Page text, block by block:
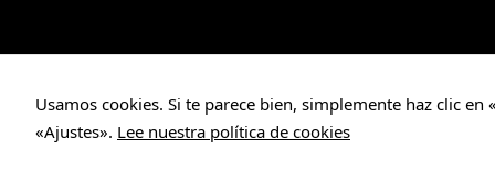
Usamos cookies. Si te parece bien, simplemente haz clic
«Ajustes». Lee nuestra política de cookies